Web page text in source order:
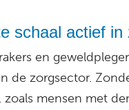
schaal actief in
en
de zorgsector.
, zoals mensen met